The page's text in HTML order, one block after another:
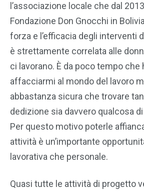
l’associazione locale che dal
Fondazione Don Gnocchi in
forza e l’efficacia degli interventi
è strettamente correlata alle
ci lavorano. È da poco tempo che
affacciarmi al mondo del lavoro
abbastanza sicura che trovare
dedizione sia davvero qualcosa
Per questo motivo poterle
attività è un’importante
lavorativa che personale.
Quasi tutte le attività di progetto